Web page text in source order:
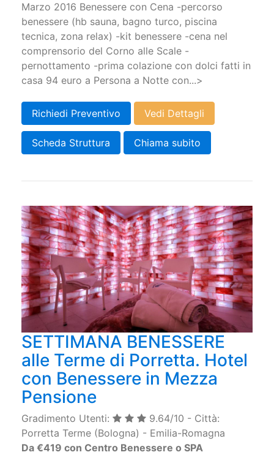
Marzo 2016 Benessere con Cena -percorso
benessere (hb sauna, bagno turco, piscina
tecnica, zona relax) -kit benessere -cena nel
comprensorio del Corno alle Scale -
pernottamento -prima colazione con dolci fatti in
casa 94 euro a Persona a Notte con...>
Richiedi Preventivo Vedi Dettagli
Scheda Struttura Chiama subito
SETTIMANA BENESSERE
alle Terme di Porretta. Hotel
con Benessere in Mezza
Pensione
Gradimento Utenti:
9.64/10 - Città:
Porretta Terme (Bologna) - Emilia-Romagna
Da €419 con Centro Benessere o SPA